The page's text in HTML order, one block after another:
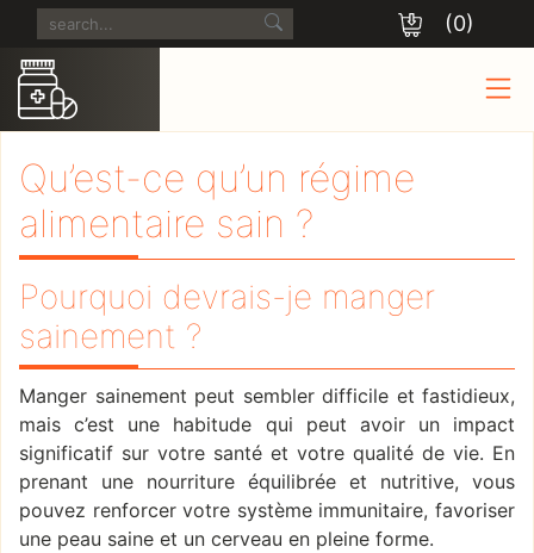
(0)
Qu’est-ce qu’un régime
alimentaire sain ?
Pourquoi devrais-je manger
sainement ?
Manger sainement peut sembler difficile et fastidieux,
mais c’est une habitude qui peut avoir un impact
significatif sur votre santé et votre qualité de vie. En
prenant une nourriture équilibrée et nutritive, vous
pouvez renforcer votre système immunitaire, favoriser
une peau saine et un cerveau en pleine forme.